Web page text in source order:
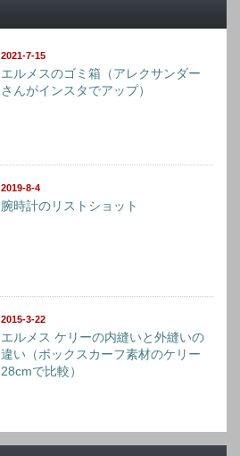
2021-7-15
エルメスのゴミ箱（アレクサンダー
さんがインスタでアップ）
2019-8-4
腕時計のリストショット
2015-3-22
エルメス ケリーの内縫いと外縫いの
違い（ボックスカーフ素材のケリー
28cmで比較）